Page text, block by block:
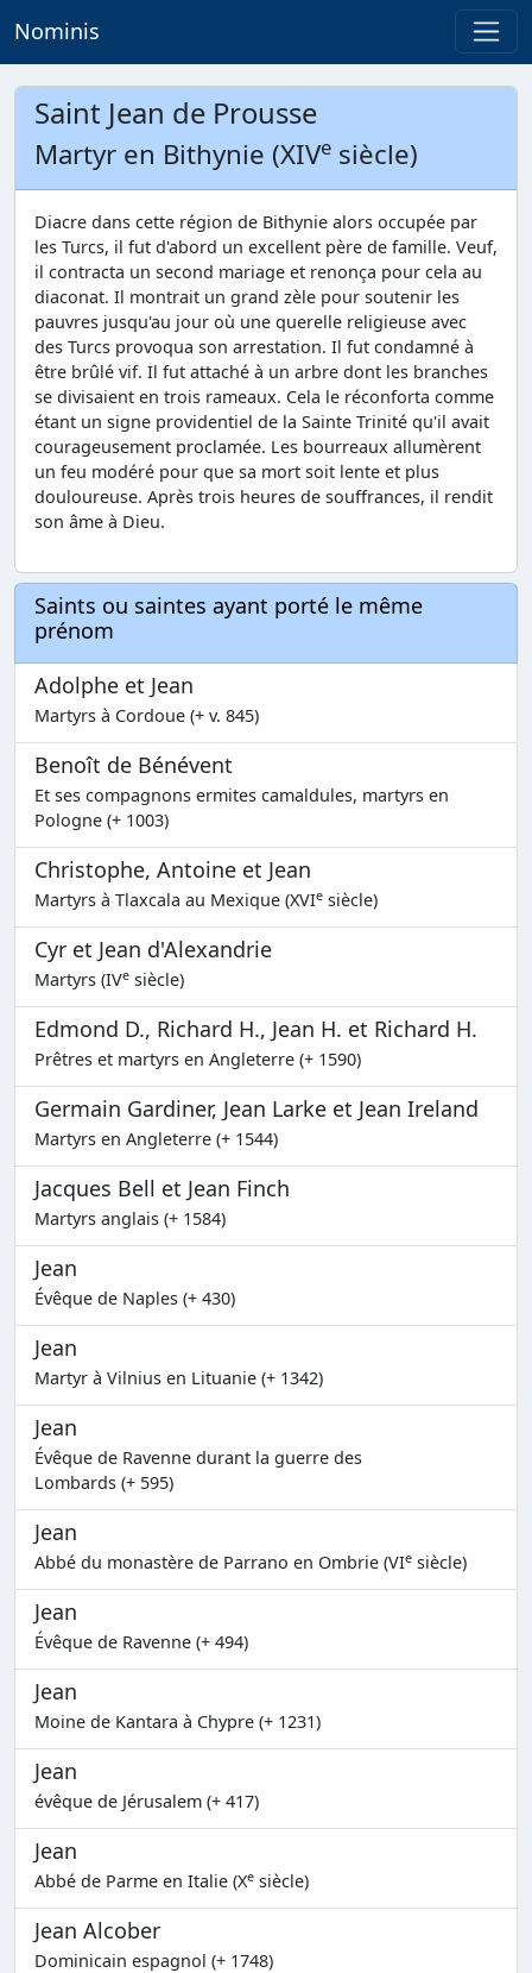
Nominis
Saint Jean de Prousse
Martyr en Bithynie (XIVe siècle)
Diacre dans cette région de Bithynie alors occupée par
les Turcs, il fut d'abord un excellent père de famille. Veuf,
il contracta un second mariage et renonça pour cela au
diaconat. Il montrait un grand zèle pour soutenir les
pauvres jusqu'au jour où une querelle religieuse avec
des Turcs provoqua son arrestation. Il fut condamné à
être brûlé vif. Il fut attaché à un arbre dont les branches
se divisaient en trois rameaux. Cela le réconforta comme
étant un signe providentiel de la Sainte Trinité qu'il avait
courageusement proclamée. Les bourreaux allumèrent
un feu modéré pour que sa mort soit lente et plus
douloureuse. Après trois heures de souffrances, il rendit
son âme à Dieu.
Saints ou saintes ayant porté le même
prénom
Adolphe et Jean
Martyrs à Cordoue (+ v. 845)
Benoît de Bénévent
Et ses compagnons ermites camaldules, martyrs en
Pologne (+ 1003)
Christophe, Antoine et Jean
Martyrs à Tlaxcala au Mexique (XVIe siècle)
Cyr et Jean d'Alexandrie
Martyrs (IVe siècle)
Edmond D., Richard H., Jean H. et Richard H.
Prêtres et martyrs en Angleterre (+ 1590)
Germain Gardiner, Jean Larke et Jean Ireland
Martyrs en Angleterre (+ 1544)
Jacques Bell et Jean Finch
Martyrs anglais (+ 1584)
Jean
Évêque de Naples (+ 430)
Jean
Martyr à Vilnius en Lituanie (+ 1342)
Jean
Évêque de Ravenne durant la guerre des
Lombards (+ 595)
Jean
Abbé du monastère de Parrano en Ombrie (VIe siècle)
Jean
Évêque de Ravenne (+ 494)
Jean
Moine de Kantara à Chypre (+ 1231)
Jean
évêque de Jérusalem (+ 417)
Jean
Abbé de Parme en Italie (Xe siècle)
Jean Alcober
Dominicain espagnol (+ 1748)